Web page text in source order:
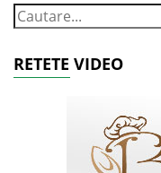
RETETE VIDEO